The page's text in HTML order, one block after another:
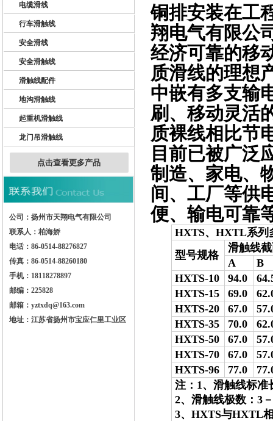
电缆滑线
行车滑触线
安全滑线
安全滑触线
滑触线配件
地沟滑触线
起重机滑触线
龙门吊滑触线
点击查看更多产品
公司：扬州市天翔电气有限公司
联系人：柏海娇
电话：86-0514-88276827
传真：86-0514-88260180
手机：18118278897
邮编：225828
邮箱：yztxdq@163.com
地址：江苏省扬州市宝应仁里工业区
铜排安装在工
翔电气有限公
经济可靠的移
质滑线的理想
中嵌有多支输
刷、移动灵活
质裸线相比节
目前已被广泛
制造、家电、
间、工厂等供
便、输电可靠
HXTS、HXTL系列
型号规格
滑触线
A
B
HXTS-10
94.0
HXTS-15
69.0
HXTS-20
67.0
HXTS-35
70.0
HXTS-50
67.0
HXTS-70
67.0
HXTS-96
77.0
注：1、滑触线标准
2、滑触线极数：3
3、HXTS与HXTL